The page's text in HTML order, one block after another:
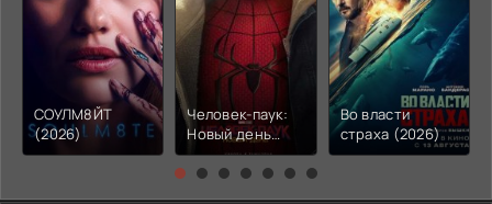
СОУЛМ8ЙТ
(2026)
Человек-паук:
Новый день
(2026)
Во власти
страха (2026)